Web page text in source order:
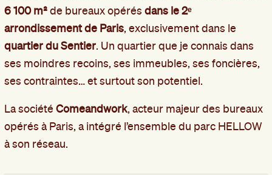
6 100 m²de bureaux opérés dans le 2ᵉ
arrondissement de Paris, exclusivement dans le
quartier du Sentier. Un quartier que je connais dans
ses moindres recoins, ses immeubles, ses foncières,
ses contraintes… et surtout son potentiel.
La société Comeandwork, acteur majeur des bureaux
opérés à Paris, a intégré l’ensemble du parc HELLOW
à son réseau.